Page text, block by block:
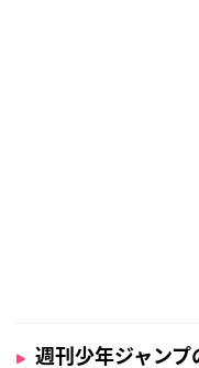
週刊少年ジャンプ